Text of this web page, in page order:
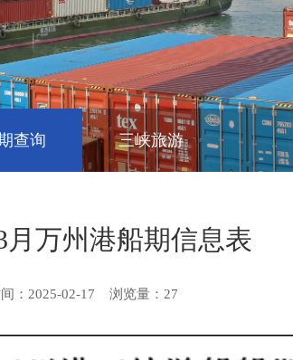
查询 三峡旅游
月万州港船期信息表
间：2025-02-17 浏览量： 27